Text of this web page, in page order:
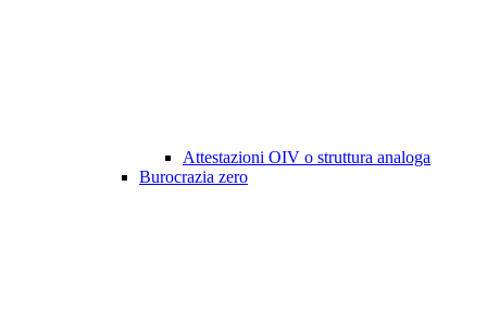
Attestazioni OIV o struttura analoga
Burocrazia zero